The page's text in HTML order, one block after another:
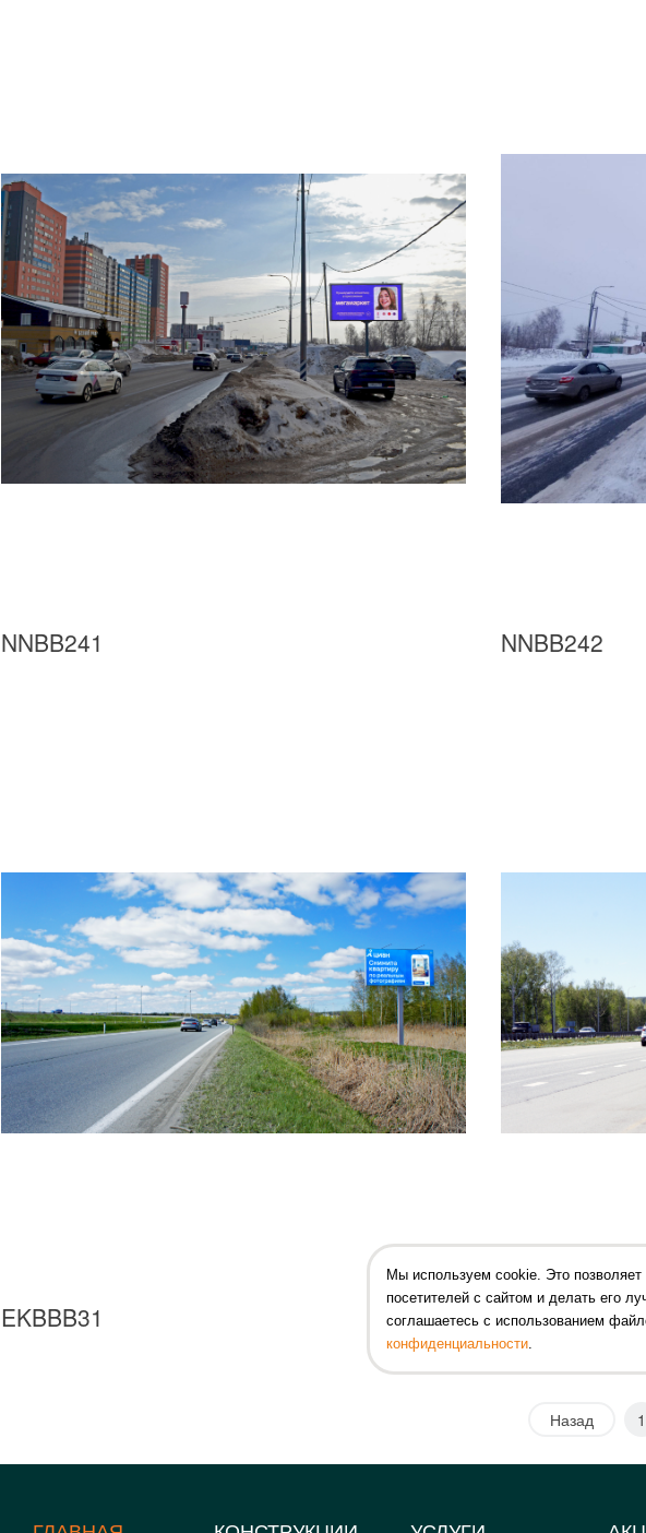
NNBB241 NNBB242
EKBBB31 EKBBB32
Назад 1
Мы используем cookie. Это
посетителей с сайтом и делать его
соглашаетесь с использованием
конфиденциальности